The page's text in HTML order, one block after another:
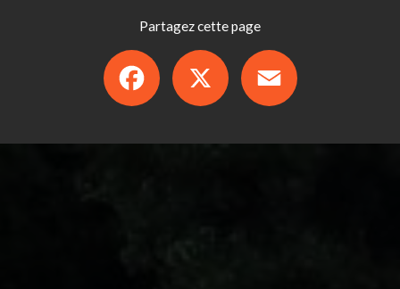
Partagez cette page
Facebook